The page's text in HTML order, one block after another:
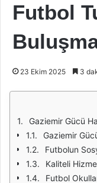
Futbol
23 Ekim 2025 3
Gaziemir Gücü Halı
Gaziemir
Futbolun
Kaliteli
Futbol